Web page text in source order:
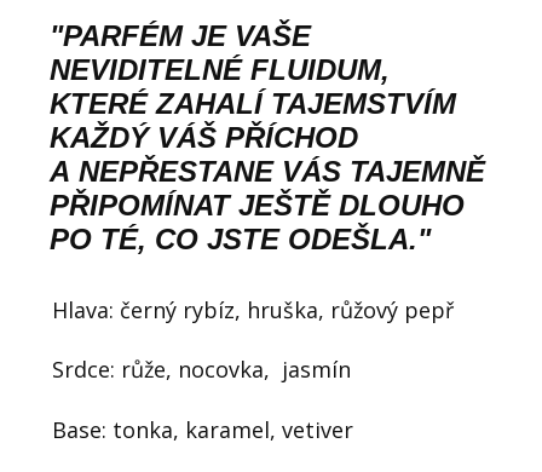
"PARFÉM JE VAŠE
NEVIDITELNÉ FLUIDUM,
KTERÉ ZAHALÍ TAJEMSTVÍM
KAŽDÝ VÁŠ PŘÍCHOD
A NEPŘESTANE VÁS TAJEMNĚ
PŘIPOMÍNAT JEŠTĚ DLOUHO
PO TÉ, CO JSTE ODEŠLA."
Hlava: černý rybíz, hruška, růžový pepř
Srdce: růže, nocovka, jasmín
Base: tonka, karamel, vetiver